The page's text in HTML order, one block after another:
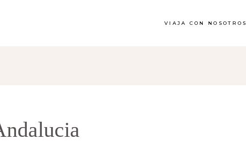
VIAJA CON NOSOTROS